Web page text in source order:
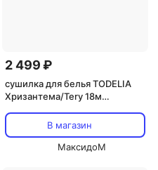
2 499 ₽
сушилка для белья TODELIA
Хризантема/Tery 18м
В магазин
МаксидоМ